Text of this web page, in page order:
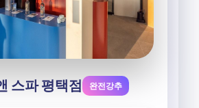
스파 평택점 완전강추